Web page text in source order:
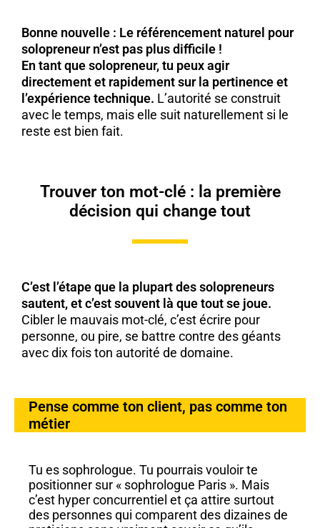
Bonne nouvelle : Le référencement naturel pour
solopreneur n’est pas plus difficile !
En tant que solopreneur, tu peux agir
directement et rapidement sur la pertinence et
l’expérience technique. L’autorité se construit
avec le temps, mais elle suit naturellement si le
reste est bien fait.
Trouver ton mot-clé : la première
décision qui change tout
C’est l’étape que la plupart des solopreneurs
sautent, et c’est souvent là que tout se joue.
Cibler le mauvais mot-clé, c’est écrire pour
personne, ou pire, se battre contre des géants
avec dix fois ton autorité de domaine.
Pense comme ton client, pas comme ton
métier
Tu es sophrologue. Tu pourrais vouloir te
positionner sur « sophrologue Paris ». Mais
c’est hyper concurrentiel et ça attire surtout
des personnes qui comparent des dizaines de